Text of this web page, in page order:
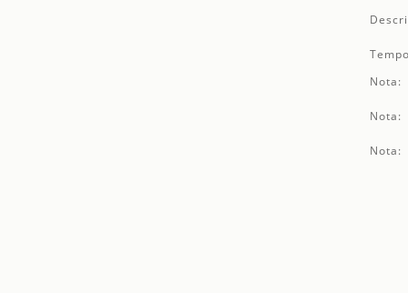
Nota:
Nota:
Nota: